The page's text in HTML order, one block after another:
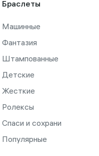
Браслеты
Машинные
Фантазия
Штампованные
Детские
Жесткие
Ролексы
Спаси и сохрани
Популярные